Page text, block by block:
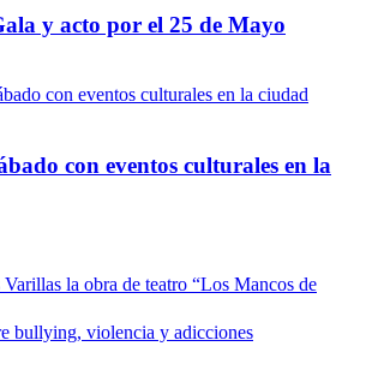
y acto por el 25 de Mayo
con eventos culturales en la